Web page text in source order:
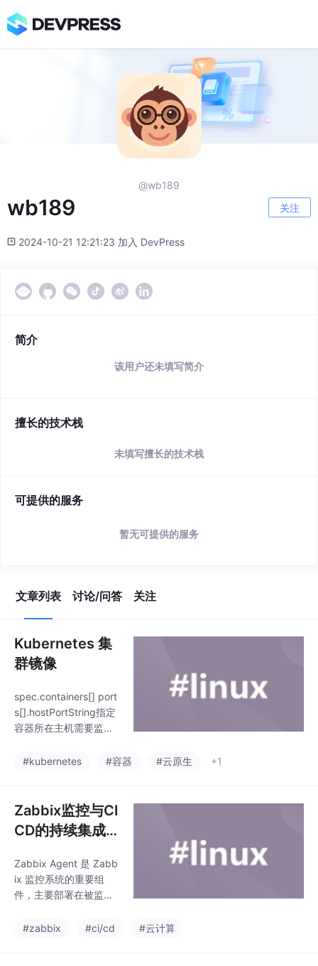
@wb189
wb189 关注
2024-10-21 12:21:23 加入 DevPress
简介
该用户还未填写简介
擅长的技术栈
未填写擅长的技术栈
可提供的服务
暂无可提供的服务
文章列表 讨论/问答 关注
Kubernetes 集
群镜像
spec.containers[] port
s[].hostPortString指定
容器所在主机需要监听
ontainerPort相同，注
的相同副本(因为主机的
端口号不能相同，这样
会冲突)spec.container
uString指定CPU的限
制，单位为核心数，1=
1000m。
#kubernetes #容器 #云原生 +1
Zabbix监控与CI
CD的持续集成
Zabbix Agent 是 Zabb
ix 监控系统的重要组
件，主要部署在被监控
器、虚拟机、网络设备
#zabbix #ci/cd #云计算